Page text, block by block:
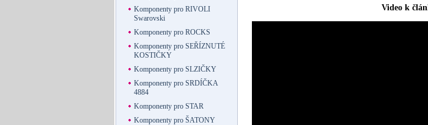
Komponenty pro RIVOLI
Swarovski
Komponenty pro ROCKS
Komponenty pro SEŘÍZNUTÉ
KOSTIČKY
Komponenty pro SLZIČKY
Komponenty pro SRDÍČKA
4884
Komponenty pro STAR
Komponenty pro ŠATONY
Video k